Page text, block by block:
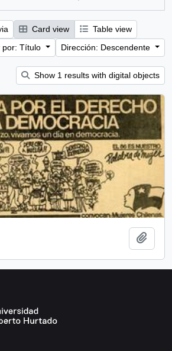
Card view
Table view
por: Título
Dirección: Descendente
Show 1 results with digital objects